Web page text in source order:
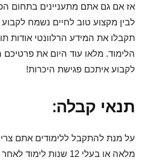
אז אם גם אתם מתעניינים בתחום
לבין מקצוע טוב לחיים נשמח
תקבלו את המידע הרלוונטי אודות
הלימוד. מלאו עוד היום את פרטיכם
לקבוע איתכם פגישת היכרות!
תנאי קבלה:
על מנת להתקבל ללימודים אתם
מלאה או בעלי 12